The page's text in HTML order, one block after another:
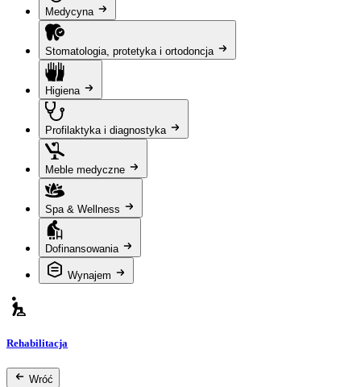
Medycyna
Stomatologia, protetyka i ortodoncja
Higiena
Profilaktyka i diagnostyka
Meble medyczne
Spa & Wellness
Dofinansowania
Wynajem
Rehabilitacja
Wróć